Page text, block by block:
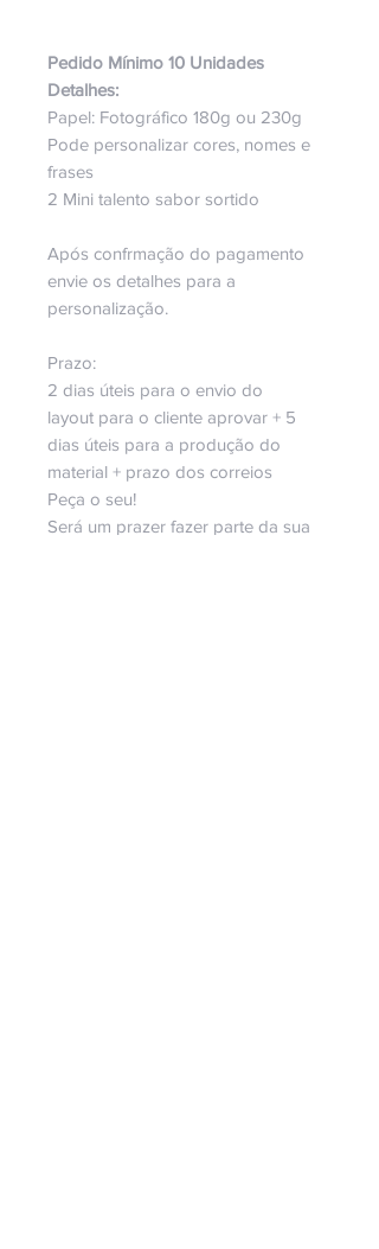
Pedido Mínimo 10 Unidades
Detalhes:
Papel: Fotográfico 180g ou 230g
Pode personalizar cores, nomes e
frases
2 Mini talento sabor sortido
Após confrmação do pagamento
envie os detalhes para a
personalização.
Prazo:
2 dias úteis para o envio do
layout para o cliente aprovar + 5
dias úteis para a produção do
material + prazo dos correios
Peça o seu!
Será um prazer fazer parte da sua